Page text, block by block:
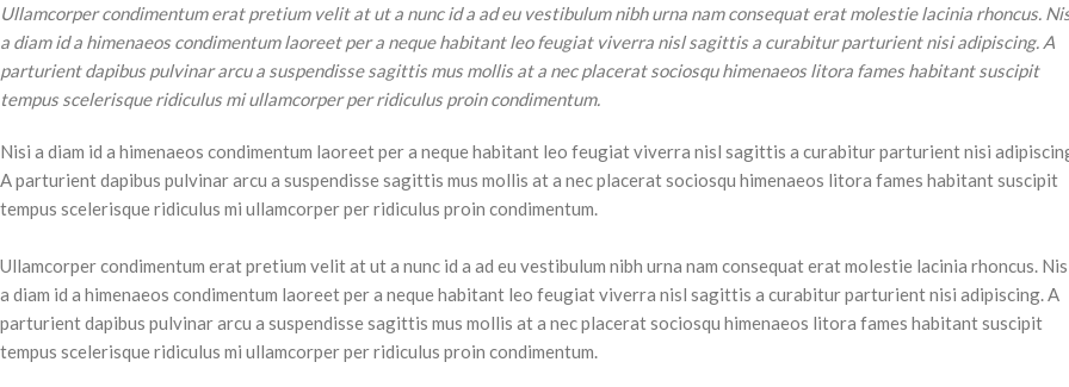
Ullamcorper condimentum erat pretium velit at ut a nunc id a ad eu vestibulum nibh urna nam consequat erat molestie lacinia rhoncus.
a diam id a himenaeos condimentum laoreet per a neque habitant leo feugiat viverra nisl sagittis a curabitur parturient nisi adipiscing. A
parturient dapibus pulvinar arcu a suspendisse sagittis mus mollis at a nec placerat sociosqu himenaeos litora fames habitant suscipit
tempus scelerisque ridiculus mi ullamcorper per ridiculus proin condimentum.
Nisi a diam id a himenaeos condimentum laoreet per a neque habitant leo feugiat viverra nisl sagittis a curabitur parturient nisi
A parturient dapibus pulvinar arcu a suspendisse sagittis mus mollis at a nec placerat sociosqu himenaeos litora fames habitant suscipit
tempus scelerisque ridiculus mi ullamcorper per ridiculus proin condimentum.
Ullamcorper condimentum erat pretium velit at ut a nunc id a ad eu vestibulum nibh urna nam consequat erat molestie lacinia rhoncus.
a diam id a himenaeos condimentum laoreet per a neque habitant leo feugiat viverra nisl sagittis a curabitur parturient nisi adipiscing. A
parturient dapibus pulvinar arcu a suspendisse sagittis mus mollis at a nec placerat sociosqu himenaeos litora fames habitant suscipit
tempus scelerisque ridiculus mi ullamcorper per ridiculus proin condimentum.